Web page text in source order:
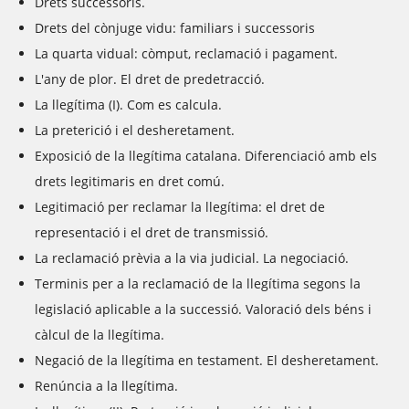
Drets del cònjuge vidu: familiars i successoris
La quarta vidual: còmput, reclamació i pagament.
L'any de plor. El dret de predetracció.
La llegítima (I). Com es calcula.
La preterició i el desheretament.
Exposició de la llegítima catalana. Diferenciació amb els
drets legitimaris en dret comú.
Legitimació per reclamar la llegítima: el dret de
representació i el dret de transmissió.
La reclamació prèvia a la via judicial. La negociació.
Terminis per a la reclamació de la llegítima segons la
legislació aplicable a la successió. Valoració dels béns i
càlcul de la llegítima.
Negació de la llegítima en testament. El desheretament.
Renúncia a la llegítima.